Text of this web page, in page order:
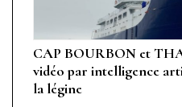
CAP BOURBON et
vidéo par intelligence
la légine